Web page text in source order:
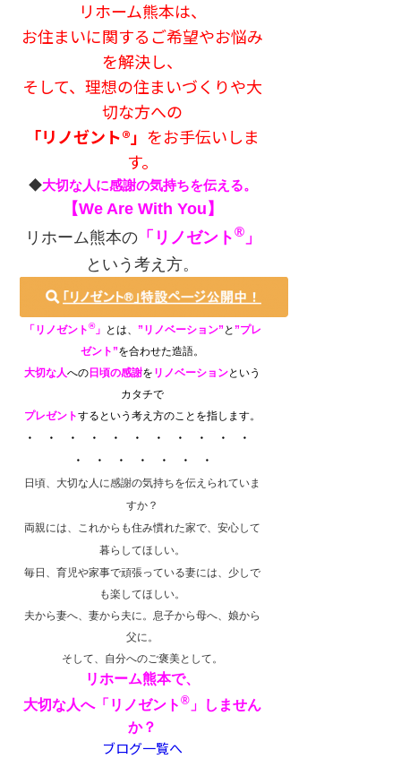
リホーム熊本は、
お住まいに関するご希望やお悩み
を解決し、
そして、理想の住まいづくりや大
切な方への
「リノゼント®」 をお手伝いしま
す。
◆大切な人に感謝の気持ちを伝える。
【We Are With You】
リホーム熊本の「リノゼント®」
という考え方。
「リノゼント®」 とは、 ”リノベーション”と”プレ
ゼント”を合わせた造語。
大切な人への 日頃の感謝を リノベーションという
カタチで
プレゼントするという考え方のことを指します。
・ ・ ・ ・ ・ ・ ・ ・ ・ ・ ・
・ ・ ・ ・ ・ ・ ・
日頃、大切な人に感謝の気持ちを伝えられていま
すか？
両親には、これからも住み慣れた家で、安心して
暮らしてほしい。
毎日、育児や家事で頑張っている妻には、少しで
も楽してほしい。
夫から妻へ、妻から夫に。息子から母へ、娘から
父に。
そして、自分へのご褒美として。
リホーム熊本で、
大切な人へ「リノゼント® 」しません
か？
ブログ一覧へ